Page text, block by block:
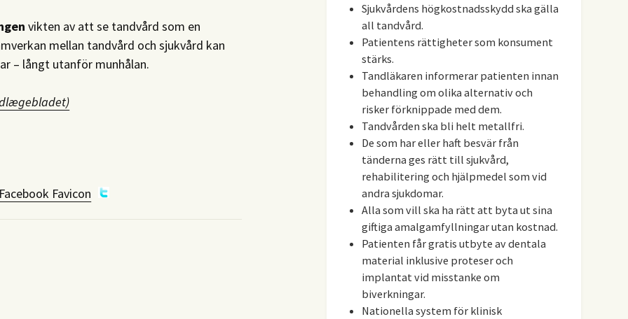
vikten av att se tandvård som en
mellan tandvård och sjukvård kan
– långt utanför munhålan.
Sjukvårdens högkostnadsskydd ska gälla
all tandvård.
Patientens rättigheter som konsument
stärks.
Tandläkaren informerar patienten innan
behandling om olika alternativ och
risker förknippade med dem.
Tandvården ska bli helt metallfri.
De som har eller haft besvär från
tänderna ges rätt till sjukvård,
rehabilitering och hjälpmedel som vid
andra sjukdomar.
Alla som vill ska ha rätt att byta ut sina
giftiga amalgamfyllningar utan kostnad.
Patienten får gratis utbyte av dentala
material inklusive proteser och
implantat vid misstanke om
biverkningar.
Nationella system för klinisk